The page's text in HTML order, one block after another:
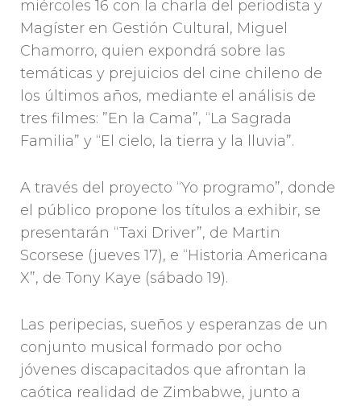
miércoles 16 con la charla del periodista y
Magíster en Gestión Cultural, Miguel
Chamorro, quien expondrá sobre las
temáticas y prejuicios del cine chileno de
los últimos años, mediante el análisis de
tres filmes: ”En la Cama”, “La Sagrada
Familia” y “El cielo, la tierra y la lluvia”.
A través del proyecto “Yo programo”, donde
el público propone los títulos a exhibir, se
presentarán “Taxi Driver”, de Martin
Scorsese (jueves 17), e “Historia Americana
X”, de Tony Kaye (sábado 19).
Las peripecias, sueños y esperanzas de un
conjunto musical formado por ocho
jóvenes discapacitados que afrontan la
caótica realidad de Zimbabwe, junto a